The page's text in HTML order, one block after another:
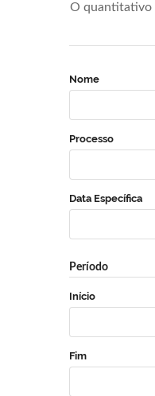
O quantitativo
Nome
Processo
Data Específica
Período
Início
Fim